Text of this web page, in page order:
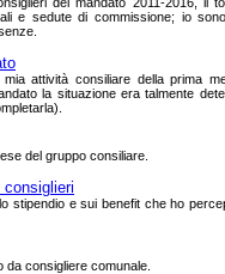
e sedute di commissione; io
attività consiliare della prima
la situazione era talmente
del gruppo consiliare.
stipendio e sui benefit che ho
da consigliere comunale.